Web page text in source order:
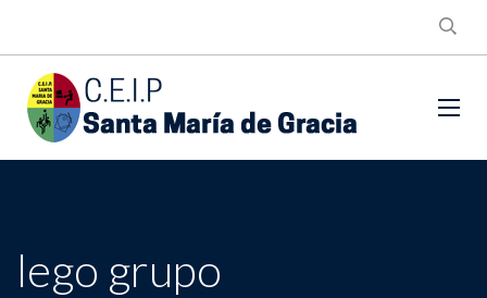
lego grupo